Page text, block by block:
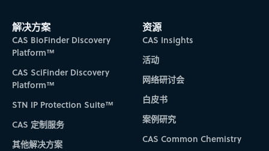
Subscribe to CAS Insights
解决方案
CAS BioFinder Discovery
Platform™
CAS SciFinder Discovery
Platform™
STN IP Protection Suite™
CAS 定制服务
其他解决方案
资源
CAS Insights
活动
网络研讨会
白皮书
案例研究
CAS Common Chemistry